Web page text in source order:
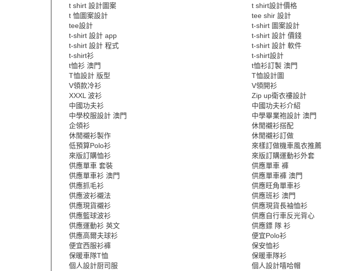
t shirt 設計圖案
t shirt設計價格
t 恤圖案設計
tee shir 設計
tee設計
t-shirt 圖案設計
t-shirt 設計 app
t-shirt 設計 價錢
t-shirt 設計 程式
t-shirt 設計 軟件
t-shirt衫
t-shirt設計
t恤衫 澳門
t恤衫訂製 澳門
T恤設計 版型
T恤設計圖
V領款冷衫
V領開衫
XXXL 波衫
Zip up衛衣褸設計
中國功夫衫
中國功夫衫介紹
中學校服設計 澳門
中學畢業袍設計 澳門
企領衫
休閒襯衫搭配
休閒襯衫製作
休閒襯衫訂做
低預算Polo衫
來樣訂做機車風衣推薦
來版訂購恤衫
來版訂購運動衫外套
供應單車 套裝
供應單車 褲
供應單車衫 澳門
供應單車褲 澳門
供應抓毛衫
供應旺角單車衫
供應波衫襯法
供應班衫 澳門
供應現貨襯衫
供應現貨長袖恤衫
供應籃球波衫
供應自行車反光背心
供應運動衫 英文
供應鏢 隊 衫
供應高爾夫球衫
便宜Polo衫
便宜西服衫褲
保安恤衫
保暖車隊T恤
保暖車隊衫
個人設計厨司服
個人設計嘻哈帽